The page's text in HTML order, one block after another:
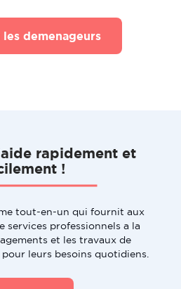
demenageurs
rapidement et
!
tout-en-un qui fournit aux
services professionnels a la
et les travaux de
leurs besoins quotidiens.